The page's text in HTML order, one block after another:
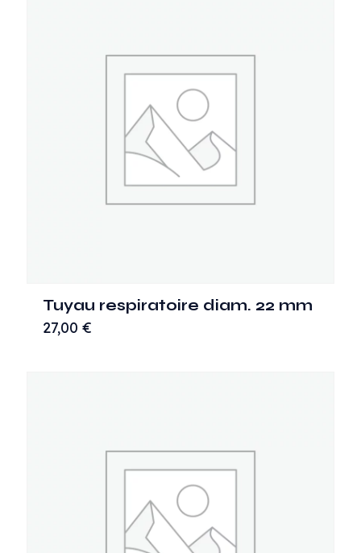
Tuyau respiratoire diam. 22 mm
27,00 €